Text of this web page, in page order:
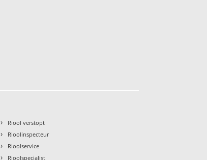
› Riool verstopt
› Rioolinspecteur
› Rioolservice
› Rioolspecialist